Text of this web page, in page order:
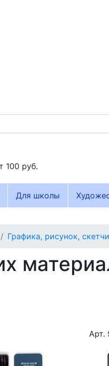
100 руб.
Для школы
Графика, рисунок,
Арт.